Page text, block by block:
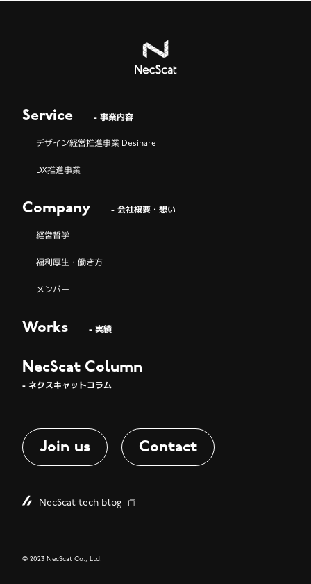
Service - 事業内容
デザイン経営推進事業 Desinare
DX推進事業
Company - 会社概要・想い
経営哲学
福利厚生・働き方
メンバー
Works - 実績
NecScat Column
- ネクスキャットコラム
Join us Contact
NecScat tech blog
© 2023 NecScat Co., Ltd.